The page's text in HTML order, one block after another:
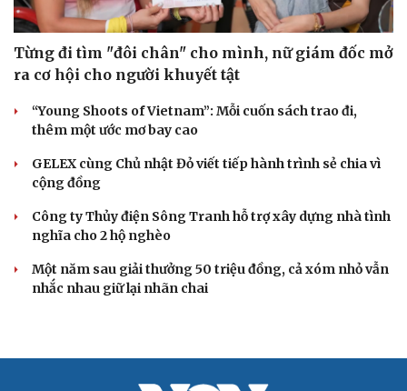
Từng đi tìm "đôi chân" cho mình, nữ giám đốc mở
ra cơ hội cho người khuyết tật
“Young Shoots of Vietnam”: Mỗi cuốn sách trao đi,
thêm một ước mơ bay cao
GELEX cùng Chủ nhật Đỏ viết tiếp hành trình sẻ chia vì
cộng đồng
Công ty Thủy điện Sông Tranh hỗ trợ xây dựng nhà tình
nghĩa cho 2 hộ nghèo
Một năm sau giải thưởng 50 triệu đồng, cả xóm nhỏ vẫn
nhắc nhau giữ lại nhãn chai